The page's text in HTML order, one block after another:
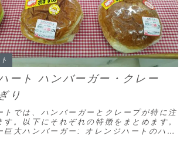
ート ハンバーガー・クレー
り
トでは、ハンバーガーとクレープが特に注
す。以下にそれぞれの特徴をまとめます。
巨大ハンバーガー: オレンジハートのハン